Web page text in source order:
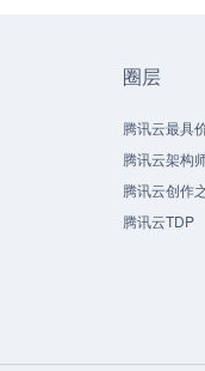
圈层
腾讯云最具
腾讯云架构
腾讯云创作
腾讯云TDP